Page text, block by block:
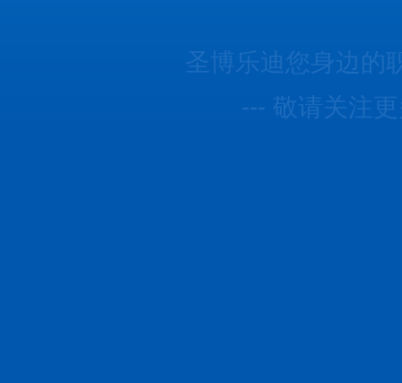
圣博乐迪您身边的
--- 敬请关注